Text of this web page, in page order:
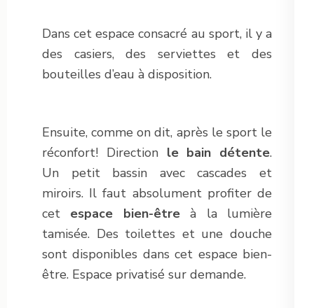
Dans cet espace consacré au sport, il y a
des casiers, des serviettes et des
bouteilles d’eau à disposition.
Ensuite, comme on dit, après le sport le
réconfort! Direction le bain détente.
Un petit bassin avec cascades et
miroirs. Il faut absolument profiter de
cet espace bien-êtreà la lumière
tamisée. Des toilettes et une douche
sont disponibles dans cet espace bien-
être. Espace privatisé sur demande.